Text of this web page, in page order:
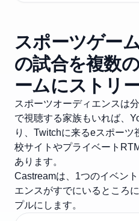
スポーツゲー
の試合を複数
ームにストリ
スポーツオーディエンスは
で視聴する家族もいれば、
り、Twitchに来るeスポー
校サイトやプライベート
あります。
Castreamは、1つのイベン
エンスがすでにいるところ
プルにします。